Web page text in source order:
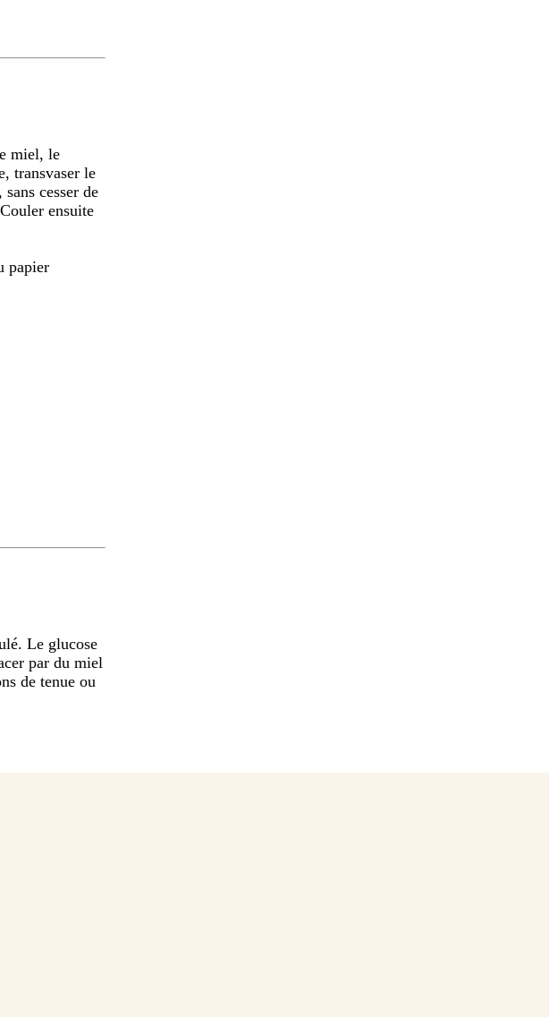
miel, le
transvaser le
cesser de
ensuite
papier
Le glucose
par du miel
de tenue ou